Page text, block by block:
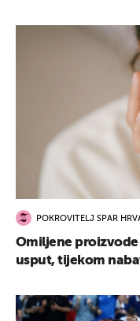
POKROVITELJ SPAR
Omiljene
usput, tijekom